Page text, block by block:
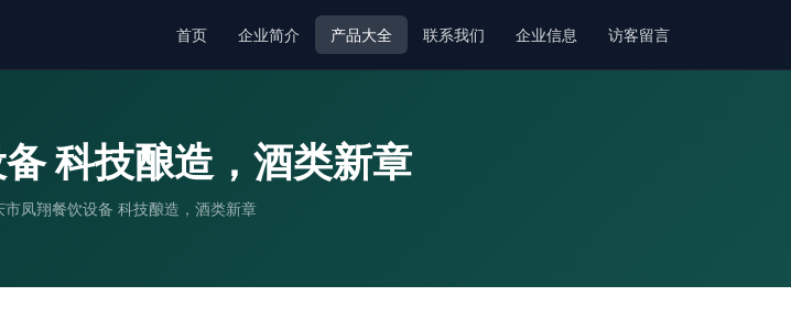
首页 企业简介 产品大全 联系我们 企业信息 访客留言
科技酿造，酒类新章
市凤翔餐饮设备 科技酿造，酒类新章